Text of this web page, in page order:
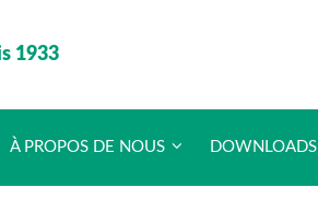
1933
À PROPOS DE NOUS DOWNLOADS